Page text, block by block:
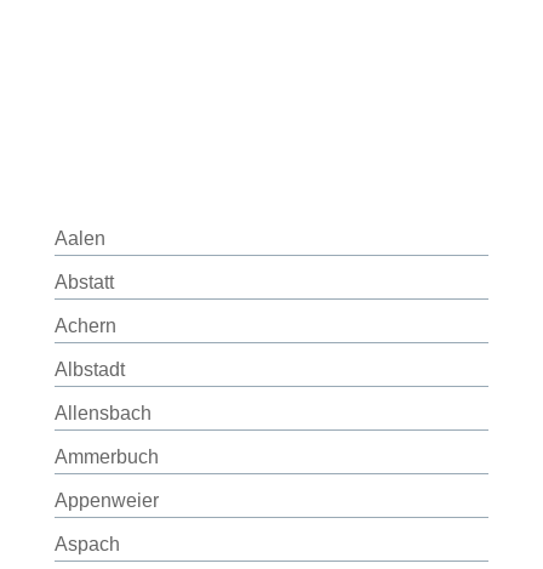
Aalen
Abstatt
Achern
Albstadt
Allensbach
Ammerbuch
Appenweier
Aspach